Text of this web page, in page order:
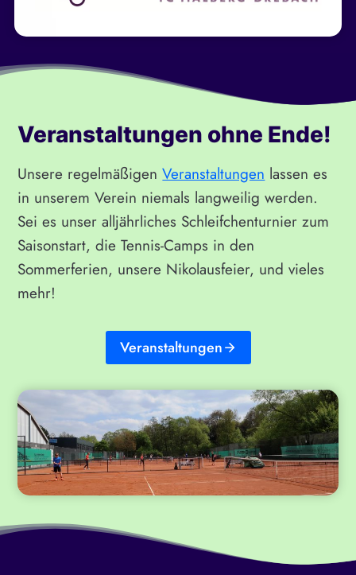
Veranstaltungen ohne Ende!
Unsere regelmäßigenVeranstaltungen lassen es
in unserem Verein niemals langweilig werden.
Sei es unser alljährliches Schleifchenturnier zum
Saisonstart, die Tennis-Camps in den
Sommerferien, unsere Nikolausfeier, und vieles
mehr!
Veranstaltungen